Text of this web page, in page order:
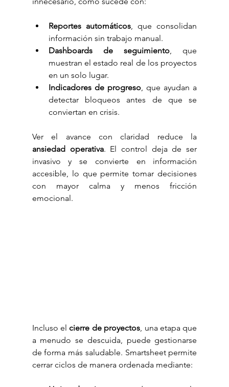
Reportes automáticos, que consolidan
información sin trabajo manual.
Dashboards de seguimiento , que
muestran el estado real de los proyectos
en un solo lugar.
Indicadores de progreso, que ayudan a
detectar bloqueos antes de que se
conviertan en crisis.
ansiedad operativa. El control deja de ser
invasivo y se convierte en información
accesible, lo que permite tomar decisiones
con mayor calma y menos fricción
emocional.
Incluso el cierre de proyectos, una etapa que
a menudo se descuida, puede gestionarse
de forma más saludable. Smartsheet permite
cerrar ciclos de manera ordenada mediante: